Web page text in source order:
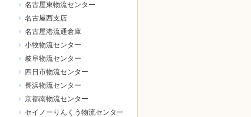
名古屋東物流センター
名古屋西支店
名古屋港流通倉庫
小牧物流センター
岐阜物流センター
四日市物流センター
長浜物流センター
京都南物流センター
セイノーりんくう物流センター